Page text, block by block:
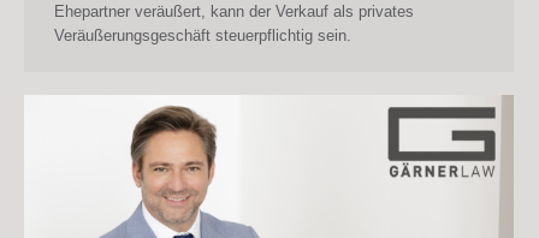
Ehepartner veräußert, kann der Verkauf als privates
Veräußerungsgeschäft steuerpflichtig sein.